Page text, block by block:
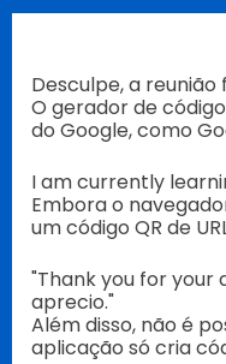
Desculpe, a
O gerador de
do Google, como
I am currently
Embora o
um código QR de
"Thank you for your
aprecio."
Além disso, não é
aplicação só cria